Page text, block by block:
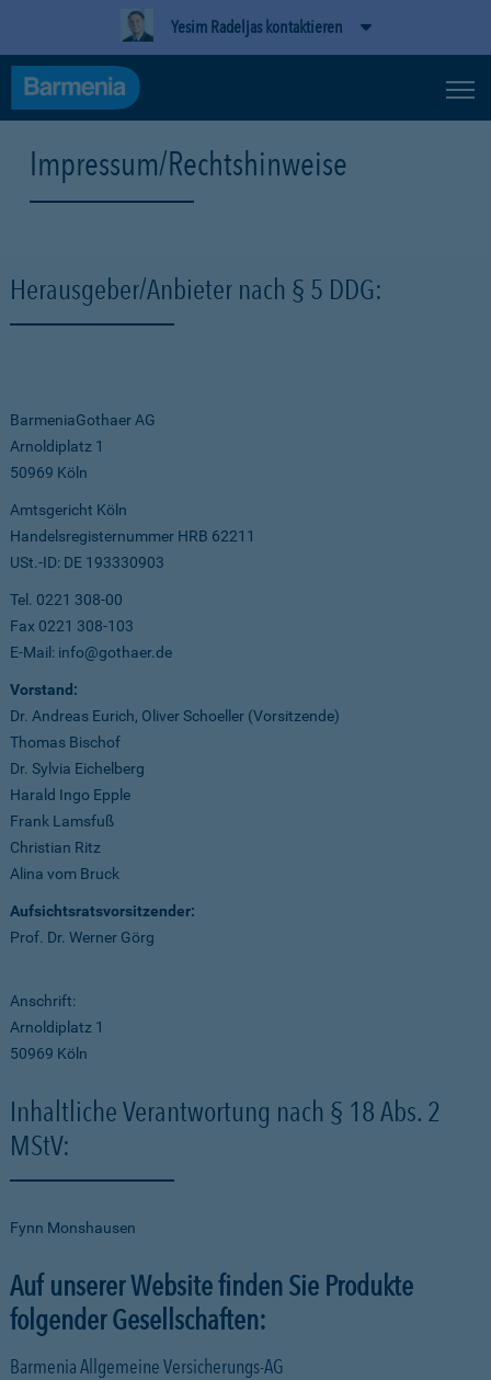
Yesim Radeljas kontaktieren
Impressum/Rechtshinweise
Herausgeber/Anbieter nach § 5 DDG:
BarmeniaGothaer AG
Arnoldiplatz 1
50969 Köln
Amtsgericht Köln
Handelsregisternummer HRB 62211
USt.-ID: DE 193330903
Tel. 0221 308-00
Fax 0221 308-103
E-Mail: info@gothaer.de
Vorstand:
Dr. Andreas Eurich, Oliver Schoeller (Vorsitzende)
Thomas Bischof
Dr. Sylvia Eichelberg
Harald Ingo Epple
Frank Lamsfuß
Christian Ritz
Alina vom Bruck
Aufsichtsratsvorsitzender:
Prof. Dr. Werner Görg
Anschrift:
Arnoldiplatz 1
50969 Köln
Inhaltliche Verantwortung nach § 18 Abs. 2
MStV:
Fynn Monshausen
Auf unserer Website finden Sie Produkte
folgender Gesellschaften:
Barmenia Allgemeine Versicherungs-AG